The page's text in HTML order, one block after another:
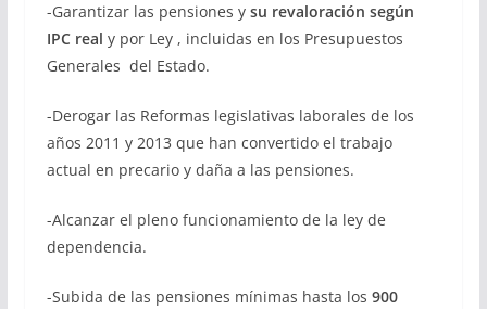
-Garantizar las pensiones y su revaloración según
IPC real y por Ley , incluidas en los Presupuestos
Generales del Estado.
-Derogar las Reformas legislativas laborales de los
años 2011 y 2013 que han convertido el trabajo
actual en precario y daña a las pensiones.
-Alcanzar el pleno funcionamiento de la ley de
dependencia.
-Subida de las pensiones mínimas hasta los 900